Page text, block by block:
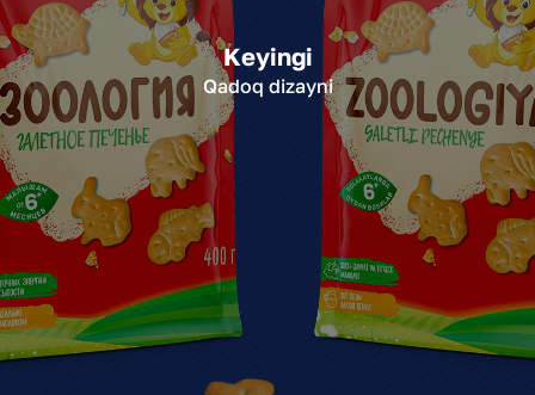
Keyingi
Qadoq dizayni